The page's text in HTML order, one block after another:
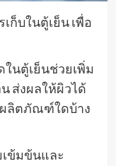
ก็บในตู้เย็น เพื่อ
นตู้เย็นช่วยเพิ่ม
ส่งผลให้ผิวได้
ผลิตภัณฑ์ใดบ้าง
ข้มข้นและ